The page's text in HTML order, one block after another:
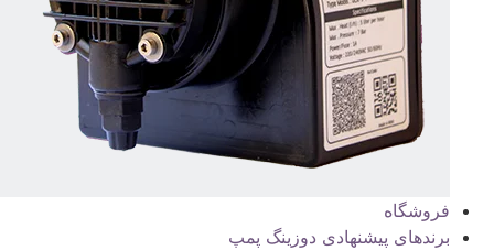
فروشگاه
برندهای پیشنهادی دوزینگ پمپ